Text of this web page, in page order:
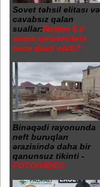
Sovet təhsil elitası və
cavabsız qalan
suallar:Rektor 6 il
sonra universitetə
necə daxil olub?
Binəqədi rayonunda
neft buruqları
ərazisində daha bir
qanunsuz tikinti -
FOTO/VİDEO